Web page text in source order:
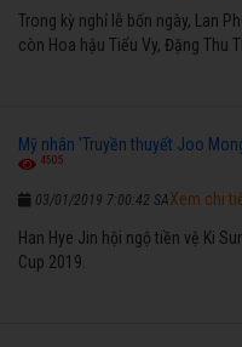
Trong kỳ nghỉ lễ bốn ngày, Lan
còn Hoa hậu Tiểu Vy, Đặng Thu
Mỹ nhân 'Truyền thuyết Joo
4505
03/01/2019 7:00:42 SA
Han Hye Jin hội ngộ tiền vệ Ki
Cup 2019.
Xem chi